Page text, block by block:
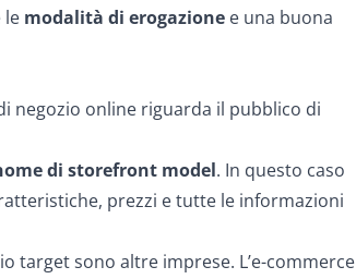
le modalità di erogazione e una buona
negozio online riguarda il pubblico di
di storefront model. In questo caso
prezzi e tutte le informazioni
target sono altre imprese. L’e-commerce